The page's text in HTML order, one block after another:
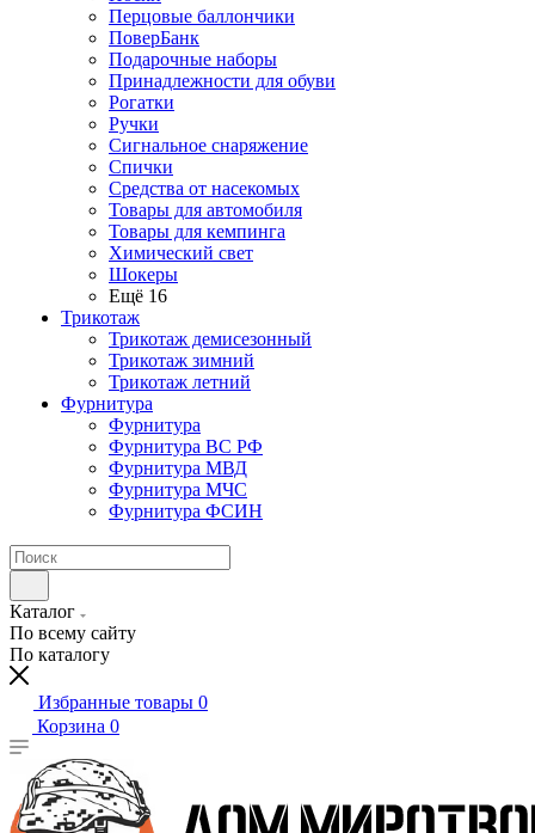
Перцовые баллончики
ПоверБанк
Подарочные наборы
Принадлежности для обуви
Рогатки
Ручки
Сигнальное снаряжение
Спички
Средства от насекомых
Товары для автомобиля
Товары для кемпинга
Химический свет
Шокеры
Ещё 16
Трикотаж
Трикотаж демисезонный
Трикотаж зимний
Трикотаж летний
Фурнитура
Фурнитура
Фурнитура ВС РФ
Фурнитура МВД
Фурнитура МЧС
Фурнитура ФСИН
Каталог
По всему сайту
По каталогу
Избранные товары 0
Корзина 0